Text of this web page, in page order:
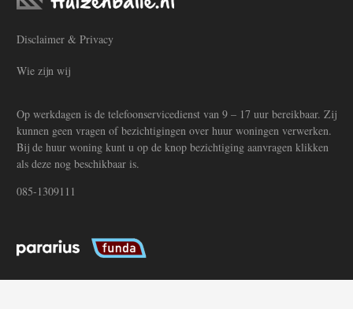
Disclaimer & Privacy
Wie zijn wij
Op werkdagen is de telefoonservicedienst van 9 – 17 uur bereikbaar. Zij
kunnen geen vragen of bezichtigingen over huur woningen verwerken.
Bij de huur woning kunt u op de knop bezichtiging aanvragen klikken
als deze nog beschikbaar is.
085-1309111